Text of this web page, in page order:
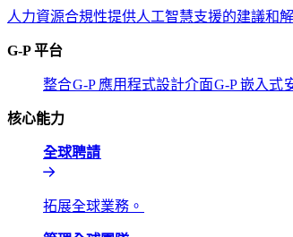
人力資源合規性提供人工智慧支援的建議和
G-P 平台​​
整合​​G-P 應用程式設計介面​​G-P 嵌入式​​
核心能力​​
全球聘請​​
拓展全球業務。​​